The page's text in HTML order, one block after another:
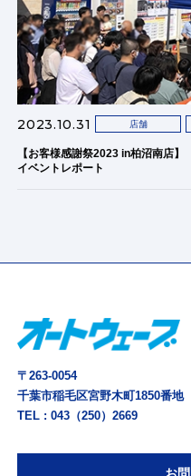
2023.10.31 店舗
【お客様感謝祭2023 in柏沼南店】
イベントレポート
〒263-0054
千葉市稲毛区宮野木町1850番地
TEL :043（250）2669